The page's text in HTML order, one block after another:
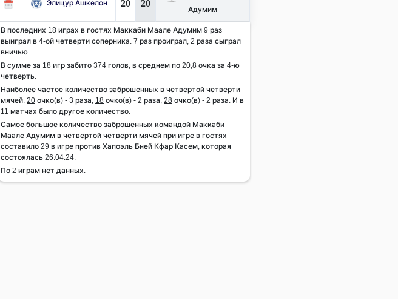
Элицур Ашкелон 20 20
Адумим
В последних 18 играх в гостях Маккаби Маале Адумим 9 раз
выиграл в 4-ой четверти соперника. 7 раз проиграл, 2 раза сыграл
вничью.
В сумме за 18 игр забито 374 голов, в среднем по 20,8 очка за 4-ю
четверть.
Наиболее частое количество заброшенных в четвертой четверти
мячей: 20 очко(в) - 3 раза, 18 очко(в) - 2 раза, 28 очко(в) - 2 раза. И в
11 матчах было другое количество.
Самое большое количество заброшенных командой Маккаби
Маале Адумим в четвертой четверти мячей при игре в гостях
составило 29 в игре против Хапоэль Бней Кфар Касем, которая
состоялась 26.04.24.
По 2 играм нет данных.